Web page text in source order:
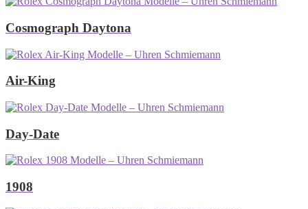
Cosmograph Daytona
Air-King
Day-Date
1908